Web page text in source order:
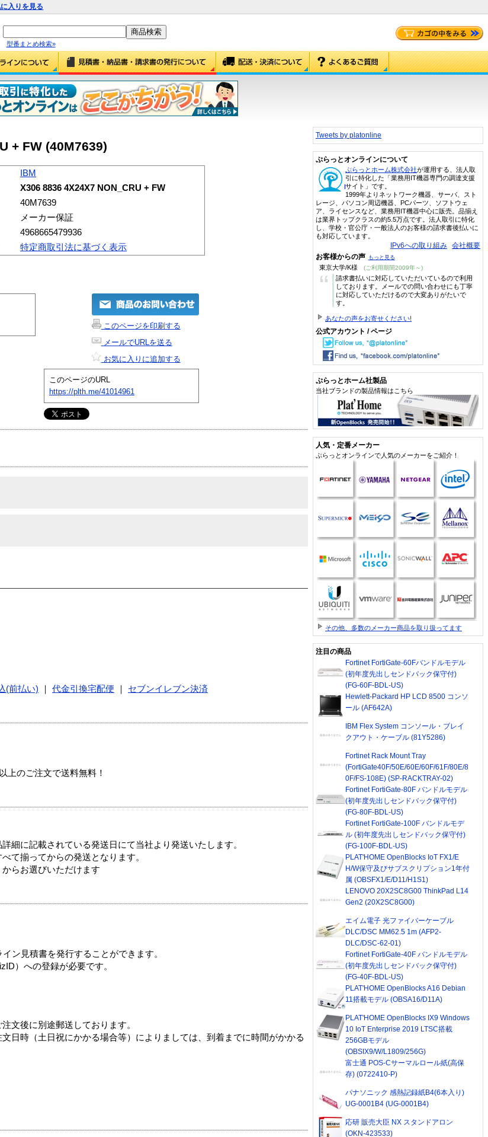
入りを見る
型番まとめ検索»
+ FW (40M7639)
IBM
X306 8836 4X24X7 NON_CRU + FW
40M7639
メーカー保証
4968665479936
特定商取引法に基づく表示
このページを印刷する
メールでURLを送る
お気に入りに追加する
このページのURL
https://plth.me/41014961
(前払い) 代金引換宅配便
セブンイレブン決済
上のご注文で送料無料！
細に記載されている発送日にて当社より発送いたします。
て揃ってからの発送となります。
らお選びいただけます
ン見積書を発行することができます。
）への登録が必要です。
文後に別途郵送しております。
日時（土日祝にかかる場合等）によりましては、到着までに時間がかかる
Tweets by platonline
ぷらっとオンラインについて
ぷらっとホーム株式会社が運用する、法人取
引に特化した「業務用IT機器専門の調達支援
サイト」です。
1999年よりネットワーク機器、サーバ、スト
レージ、パソコン周辺機器、PCパーツ、ソフトウェ
ア、ライセンスなど、業務用IT機器中心に販売。品揃え
は業界トップクラスの約5.5万点です。法人取引に特化
し、学校・官公庁・一般法人のお客様の請求書後払いに
も対応しています。
IPv6への取り組み 会社概要
お客様からの声 もっと見る
東京大学/K様 (ご利用期間2009年～)
“
請求書払いに対応していただいているので利用
しております。メールでの問い合わせにも丁寧
に対応していただけるので大変ありがたいで
す。
あなたの声をお寄せください!
公式アカウント / ページ
ぷらっとホーム社製品
当社ブランドの製品情報はこちら
人気・定番メーカー
ぷらっとオンラインで人気のメーカーをご紹介！
その他、多数のメーカー商品を取り扱ってます
注目の商品
Fortinet FortiGate-60Fバンドルモデル
(初年度先出しセンドバック保守付)
(FG-60F-BDL-US)
Hewlett-Packard HP LCD 8500 コンソ
ール (AF642A)
IBM Flex System コンソール・ブレイ
クアウト・ケーブル (81Y5286)
Fortinet Rack Mount Tray
(FortiGate40F/50E/60E/60F/61F/80E/8
0F/FS-108E) (SP-RACKTRAY-02)
Fortinet FortiGate-80F バンドルモデル
(初年度先出しセンドバック保守付)
(FG-80F-BDL-US)
Fortinet FortiGate-100F バンドルモデ
ル (初年度先出しセンドバック保守付)
(FG-100F-BDL-US)
PLAT'HOME OpenBlocks IoT FX1/E
H/W保守及びサブスクリプション1年付
属 (OBSFX1/E/D11/H1S1)
LENOVO 20X2SC8G00 ThinkPad L14
Gen2 (20X2SC8G00)
エイム電子 光ファイバーケーブル
DLC/DSC MM62.5 1m (AFP2-
DLC/DSC-62-01)
Fortinet FortiGate-40F バンドルモデル
(初年度先出しセンドバック保守付)
(FG-40F-BDL-US)
PLAT'HOME OpenBlocks A16 Debian
11搭載モデル (OBSA16/D11A)
PLAT'HOME OpenBlocks IX9 Windows
10 IoT Enterprise 2019 LTSC搭載
256GBモデル
(OBSIX9/W/L1809/256G)
富士通 POS-Cサーマルロール紙(高保
存) (0722410-P)
パナソニック 感熱記録紙B4(6本入り)
UG-0001B4 (UG-0001B4)
応研 販売大臣 NX スタンドアロン
(OKN-423533)